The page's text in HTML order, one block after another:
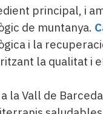
principal, i
de muntanya.
i la
la qualitat i
la Vall de